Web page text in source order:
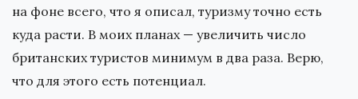
на фоне всего, что я описал, туризму точно есть
куда расти. В моих планах — увеличить число
британских туристов минимум в два раза. Верю,
что для этого есть потенциал.